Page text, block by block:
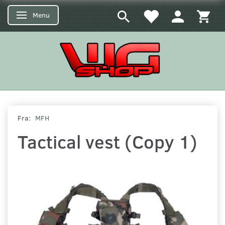
Skifte navigation
Menu
Fra: MFH
Tactical vest (Copy 1)